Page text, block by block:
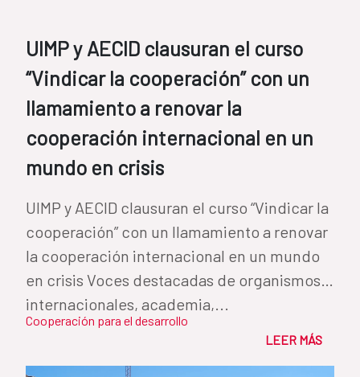
UIMP y AECID clausuran el curso
“Vindicar la cooperación” con un
llamamiento a renovar la
cooperación internacional en un
mundo en crisis
UIMP y AECID clausuran el curso “Vindicar la
cooperación” con un llamamiento a renovar
la cooperación internacional en un mundo
en crisis Voces destacadas de organismos
internacionales, academia,...
Cooperación para el desarrollo
LEER MÁS